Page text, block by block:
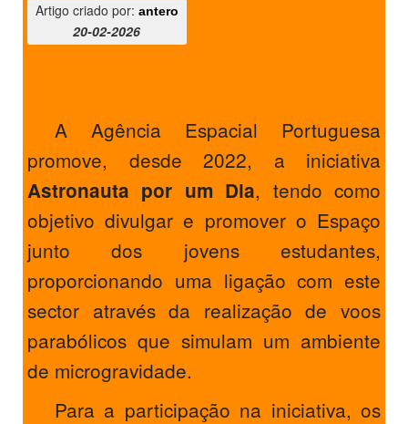
Artigo criado por: antero
20-02-2026
A Agência Espacial Portuguesa
promove, desde 2022, a iniciativa
Astronauta por um Dia, tendo como
objetivo divulgar e promover o Espaço
junto dos jovens estudantes,
proporcionando uma ligação com este
sector através da realização de voos
parabólicos que simulam um ambiente
de microgravidade.
Para a participação na iniciativa, os